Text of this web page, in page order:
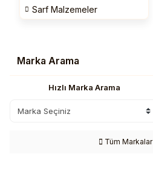
Sarf Malzemeler
Marka Arama
Hızlı Marka Arama
Tüm Markalar